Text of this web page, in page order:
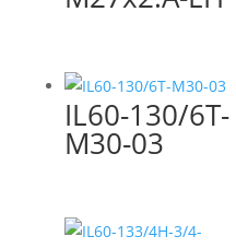
IL60-130/6T-
M30-03